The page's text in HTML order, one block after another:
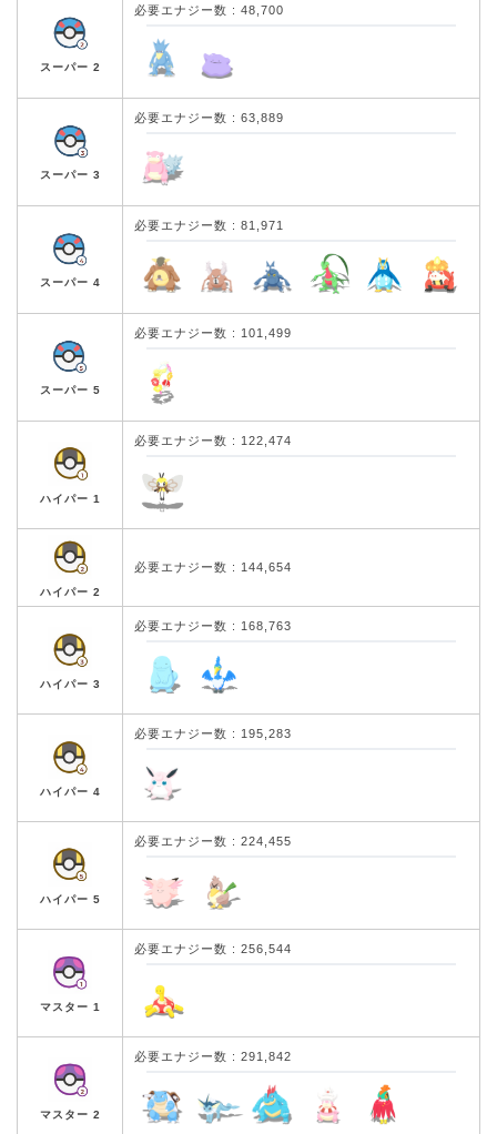
スーパー 2
必要エナジー数 : 48,700
スーパー 3
必要エナジー数 : 63,889
スーパー 4
必要エナジー数 : 81,971
スーパー 5
必要エナジー数 : 101,499
ハイパー 1
必要エナジー数 : 122,474
ハイパー 2
必要エナジー数 : 144,654
ハイパー 3
必要エナジー数 : 168,763
ハイパー 4
必要エナジー数 : 195,283
ハイパー 5
必要エナジー数 : 224,455
マスター 1
必要エナジー数 : 256,544
マスター 2
必要エナジー数 : 291,842